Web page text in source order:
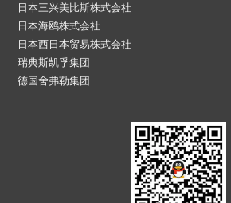
日本三兴美比斯株式会社
日本海鸥株式会社
日本西日本贸易株式会社
瑞典斯凯孚集团
德国舍弗勒集团